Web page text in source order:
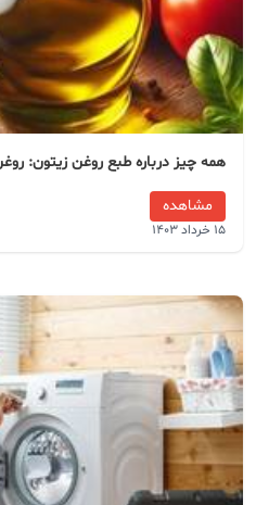
همه چیز درباره طبع روغن زیتون:
مشاهده
15 خرداد 1403